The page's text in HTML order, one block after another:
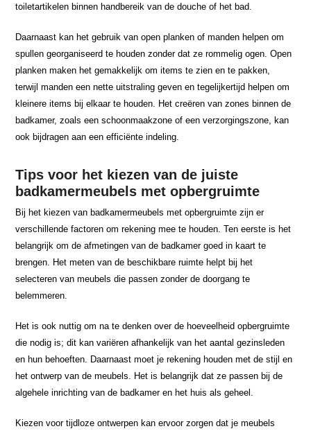
toiletartikelen binnen handbereik van de douche of het bad.
Daarnaast kan het gebruik van open planken of manden helpen om
spullen georganiseerd te houden zonder dat ze rommelig ogen. Open
planken maken het gemakkelijk om items te zien en te pakken,
terwijl manden een nette uitstraling geven en tegelijkertijd helpen om
kleinere items bij elkaar te houden. Het creëren van zones binnen de
badkamer, zoals een schoonmaakzone of een verzorgingszone, kan
ook bijdragen aan een efficiënte indeling.
Tips voor het kiezen van de juiste
badkamermeubels met opbergruimte
Bij het kiezen van badkamermeubels met opbergruimte zijn er
verschillende factoren om rekening mee te houden. Ten eerste is het
belangrijk om de afmetingen van de badkamer goed in kaart te
brengen. Het meten van de beschikbare ruimte helpt bij het
selecteren van meubels die passen zonder de doorgang te
belemmeren.
Het is ook nuttig om na te denken over de hoeveelheid opbergruimte
die nodig is; dit kan variëren afhankelijk van het aantal gezinsleden
en hun behoeften. Daarnaast moet je rekening houden met de stijl en
het ontwerp van de meubels. Het is belangrijk dat ze passen bij de
algehele inrichting van de badkamer en het huis als geheel.
Kiezen voor tijdloze ontwerpen kan ervoor zorgen dat je meubels